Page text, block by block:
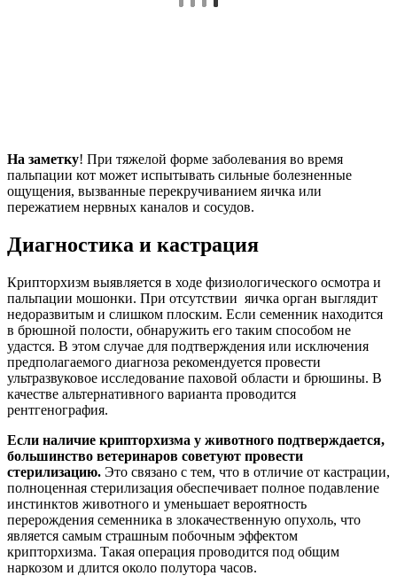
На заметку! При тяжелой форме заболевания во время
пальпации кот может испытывать сильные болезненные
ощущения, вызванные перекручиванием яичка или
пережатием нервных каналов и сосудов.
Диагностика и кастрация
Крипторхизм выявляется в ходе физиологического осмотра и
пальпации мошонки. При отсутствии яичка орган выглядит
недоразвитым и слишком плоским. Если семенник находится
в брюшной полости, обнаружить его таким способом не
удастся. В этом случае для подтверждения или исключения
предполагаемого диагноза рекомендуется провести
ультразвуковое исследование паховой области и брюшины. В
качестве альтернативного варианта проводится
рентгенография.
Если наличие крипторхизма у животного подтверждается,
большинство ветеринаров советуют провести
стерилизацию. Это связано с тем, что в отличие от кастрации,
полноценная стерилизация обеспечивает полное подавление
инстинктов животного и уменьшает вероятность
перерождения семенника в злокачественную опухоль, что
является самым страшным побочным эффектом
крипторхизма. Такая операция проводится под общим
наркозом и длится около полутора часов.